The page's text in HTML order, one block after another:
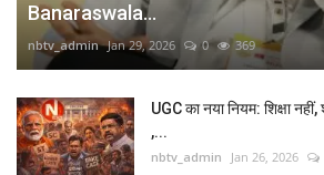
Banaraswala...
nbtv_admin Jan 29, 2026 0 369
UGC का नया नियम: शिक्षा
,...
nbtv_admin Jan 26, 2026